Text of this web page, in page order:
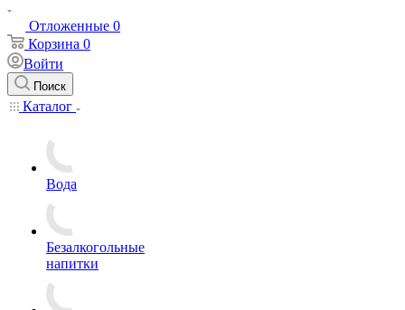
Отложенные 0
Корзина 0
Войти
Поиск
Каталог
Вода
Безалкогольные
напитки